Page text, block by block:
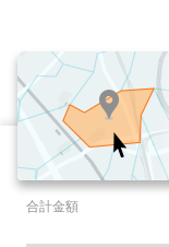
配布部数
お手元送付
合計金額